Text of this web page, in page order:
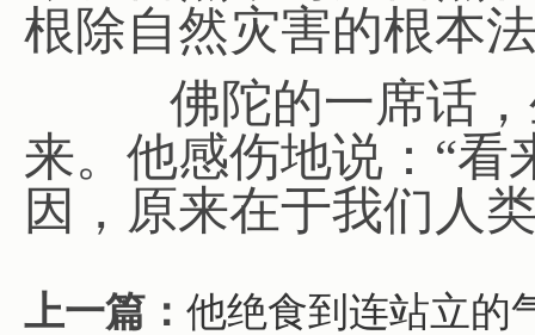
根除自然灾害的根本
佛陀的一席话，
来。他感伤地说：“看
因，原来在于我们人
上一篇： 他绝食到连站立的